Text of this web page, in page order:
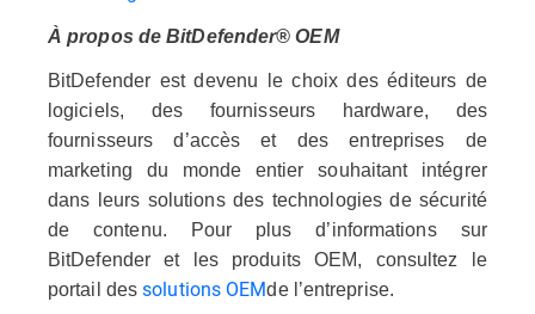
À propos de BitDefender® OEM
BitDefender est devenu le choix des éditeurs de
logiciels, des fournisseurs hardware, des
fournisseurs d’accès et des entreprises de
marketing du monde entier souhaitant intégrer
dans leurs solutions des technologies de sécurité
de contenu. Pour plus d’informations sur
BitDefender et les produits OEM, consultez le
portail dessolutions OEMde l’entreprise.